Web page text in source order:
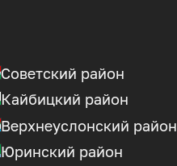
Советский район
Кайбицкий район
Верхнеуслонский район
Юринский район